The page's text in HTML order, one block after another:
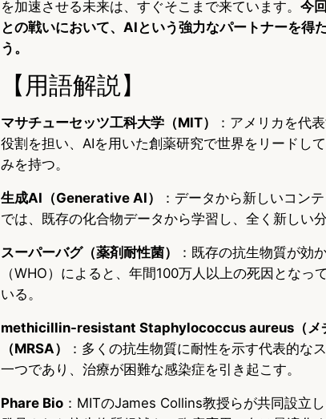
を加速させる未来は、すぐそこまで来ています。 今
との戦いにおいて、AIという強力なパートナーを得
う。
【用語解説】
マサチューセッツ工科大学（MIT）
：アメリカを代
役割を担い、AIを用いた創薬研究で世界をリードし
みを持つ。
生成AI（Generative AI）
：データから新しいコン
では、既存の化合物データから学習し、全く新しい
スーパーバグ（薬剤耐性菌）
：既存の抗生物質が効
（WHO）によると、年間100万人以上の死因とな
いる。
methicillin-resistant Staphylococcus aureus（メチ
（MRSA）
：多くの抗生物質に耐性を示す代表的な
一つであり、治療が困難な感染症を引き起こす。
Phare Bio：MITのJames Collins教授らが共同設立